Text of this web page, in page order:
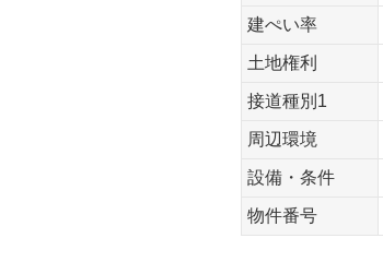
建ぺい率
土地権利
接道種別1
周辺環境
設備・条件
物件番号